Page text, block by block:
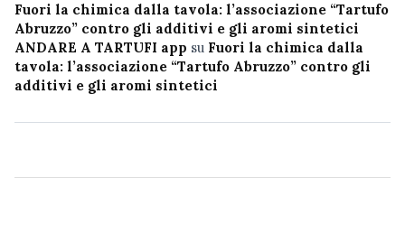
Fuori la chimica dalla tavola: l’associazione “Tartufo
Abruzzo” contro gli additivi e gli aromi sintetici
ANDARE A TARTUFI app su Fuori la chimica dalla
tavola: l’associazione “Tartufo Abruzzo” contro gli
additivi e gli aromi sintetici